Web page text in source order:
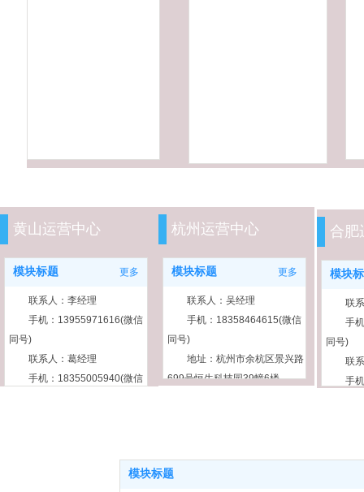
模块标题 更多
联系人：李经理
手机：13955971616(微信
同号)
联系人：葛经理
手机：18355005940(微信
黄山运营中心
模块标题 更多
联系人：吴经理
手机：18358464615(微信
同号)
地址：杭州市余杭区景兴路
699号恒生科技园39幢6楼
杭州运营中心
模块
联
手
同号)
联
手
2901室
合肥
模块标题